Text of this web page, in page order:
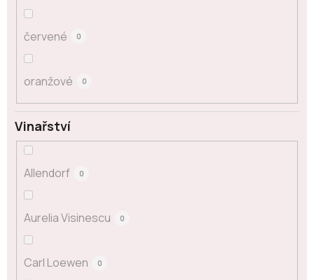
červené 0
oranžové 0
Vinařství
Allendorf 0
Aurelia Visinescu 0
Carl Loewen 0